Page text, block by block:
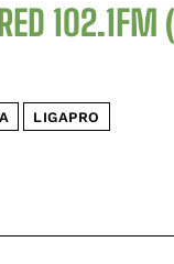
102.1FM
LIGAPRO